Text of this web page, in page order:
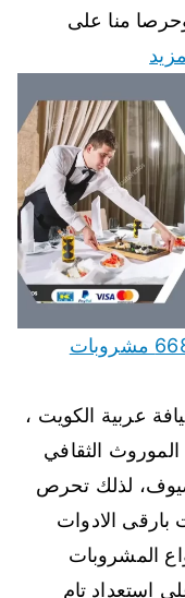
منا على
خدمة ضيافة عربية الكويت 66875552 مشروبات
عربية الكويت ،
الثقافي
لذلك تحرص
الادوات
المشروبات
استعداد تام